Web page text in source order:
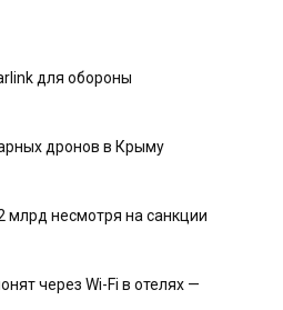
для обороны
дронов в Крыму
млрд несмотря на санкции
через Wi-Fi в отелях —